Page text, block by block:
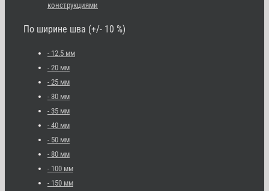
конструкциями
По ширине шва (+/- 10 %)
- 12.5 мм
- 20 мм
- 25 мм
- 30 мм
- 35 мм
- 40 мм
- 50 мм
- 80 мм
- 100 мм
- 150 мм